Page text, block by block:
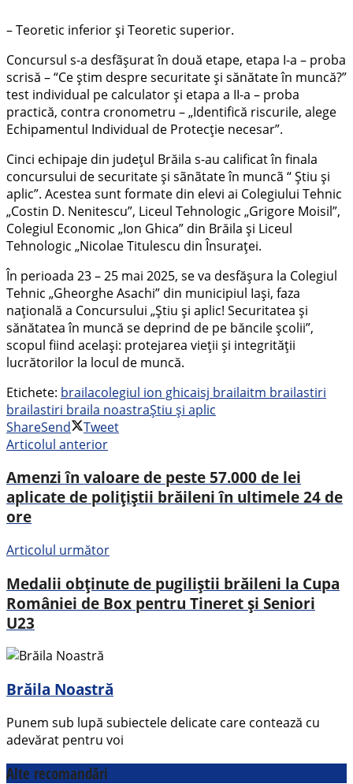
– Teoretic inferior și Teoretic superior.
Concursul s-a desfãşurat în două etape, etapa I-a – proba
scrisă – “Ce ştim despre securitate şi sănătate în muncă?”
test individual pe calculator şi etapa a II-a – proba
practică, contra cronometru – „Identifică riscurile, alege
Echipamentul Individual de Protecție necesar”.
Cinci echipaje din judeţul Brăila s-au calificat în finala
concursului de securitate și sãnãtate în muncã “ Ştiu și
aplic”. Acestea sunt formate din elevi ai Colegiului Tehnic
„Costin D. Nenitescu”, Liceul Tehnologic „Grigore Moisil”,
Colegiul Economic „Ion Ghica” din Brăila şi Liceul
Tehnologic „Nicolae Titulescu din Însuraţei.
În perioada 23 – 25 mai 2025, se va desfăşura la Colegiul
Tehnic „Gheorghe Asachi” din municipiul Iaşi, faza
naţională a Concursului „Ştiu şi aplic! Securitatea şi
sănătatea în muncă se deprind de pe băncile şcolii”,
scopul fiind acelaşi: protejarea vieţii şi integrităţii
lucrătorilor la locul de muncă.
Etichete: brailacolegiul ion ghicaisj brailaitm brailastiri
brailastiri braila noastraŞtiu şi aplic
ShareSend
Tweet
Articolul anterior
Amenzi în valoare de peste 57.000 de lei
aplicate de polițiștii brăileni în ultimele 24 de
ore
Articolul următor
Medalii obținute de pugiliștii brăileni la Cupa
României de Box pentru Tineret și Seniori
U23
Brăila Noastră
Punem sub lupă subiectele delicate care contează cu
adevărat pentru voi
Alte recomandări